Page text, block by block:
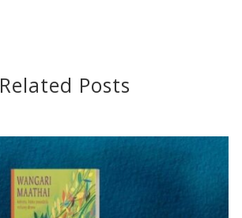
Related Posts